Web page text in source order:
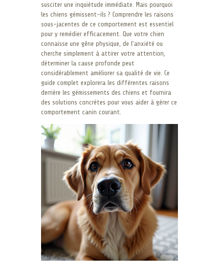
susciter une inquiétude immédiate. Mais pourquoi
les chiens gémissent-ils ? Comprendre les raisons
sous-jacentes de ce comportement est essentiel
pour y remédier efficacement. Que votre chien
connaisse une gêne physique, de l’anxiété ou
cherche simplement à attirer votre attention,
déterminer la cause profonde peut
considérablement améliorer sa qualité de vie. Ce
guide complet explorera les différentes raisons
derrière les gémissements des chiens et fournira
des solutions concrètes pour vous aider à gérer ce
comportement canin courant.